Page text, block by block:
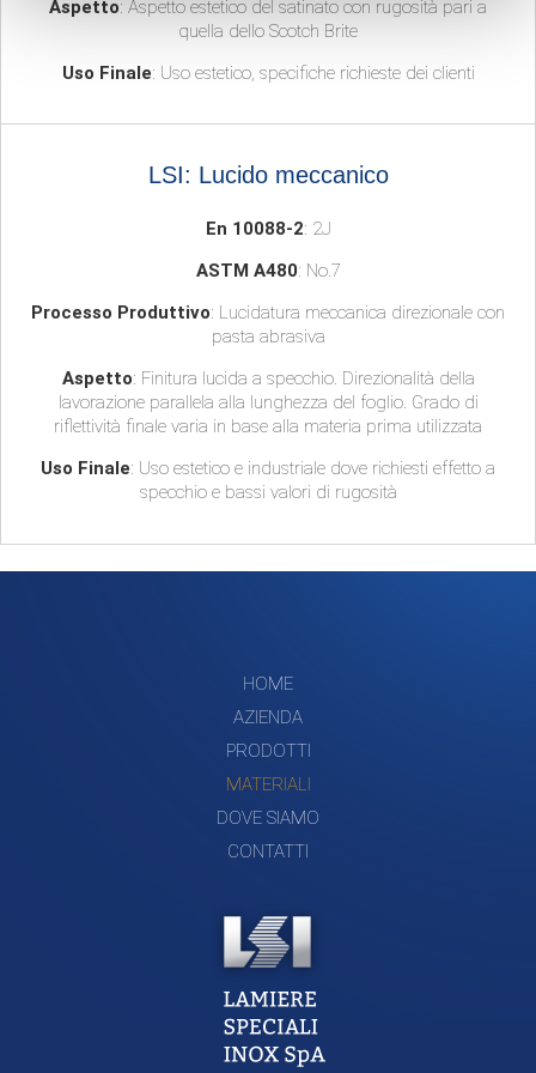
Aspetto: Aspetto estetico del satinato con rugosità pari a
quella dello Scotch Brite
Uso Finale: Uso estetico, specifiche richieste dei clienti
LSI: Lucido meccanico
En 10088-2: 2J
ASTM A480: No.7
Processo Produttivo: Lucidatura meccanica direzionale con
pasta abrasiva
Aspetto: Finitura lucida a specchio. Direzionalità della
lavorazione parallela alla lunghezza del foglio. Grado di
riflettività finale varia in base alla materia prima utilizzata
Uso Finale: Uso estetico e industriale dove richiesti effetto a
specchio e bassi valori di rugosità
HOME
AZIENDA
PRODOTTI
MATERIALI
DOVE SIAMO
CONTATTI